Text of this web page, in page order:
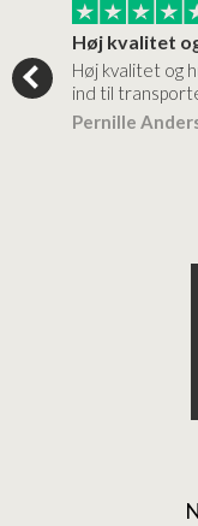
Høj kvalitet
Høj kvalitet og
ind til
Pernille